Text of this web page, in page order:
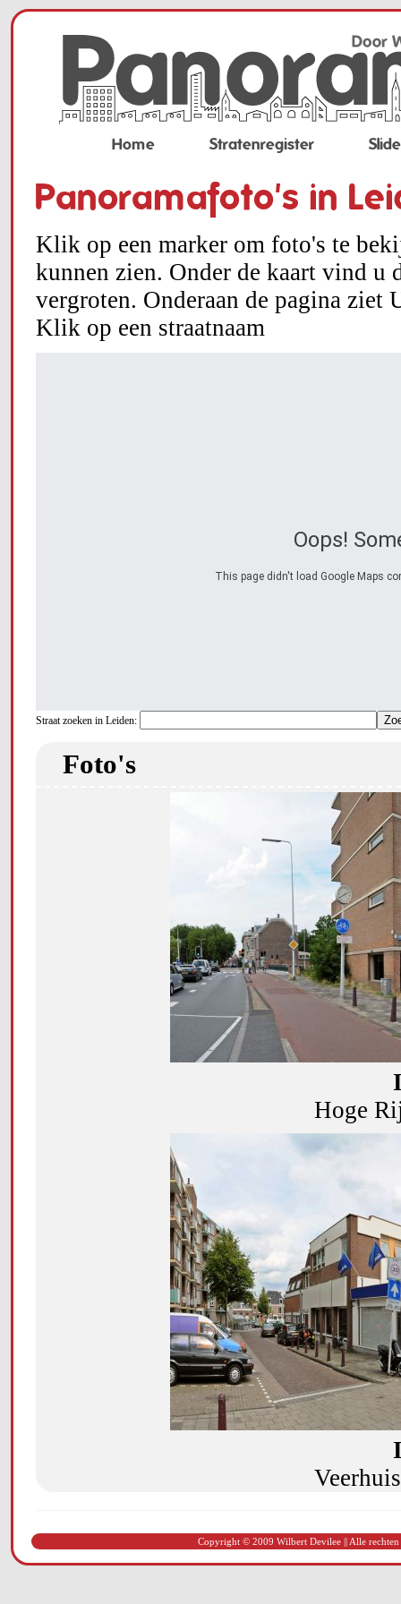
Home Stratenregister
Panoramafoto's in
Klik op een marker om foto's te
kunnen zien. Onder de kaart vind
vergroten. Onderaan de pagina ziet
Klik op een straatnaam
Oops!
This page didn't load Google Maps
Straat zoeken in Leiden:
Foto's
Hoge
Copyright © 2009 Wilbert Devilee || Alle